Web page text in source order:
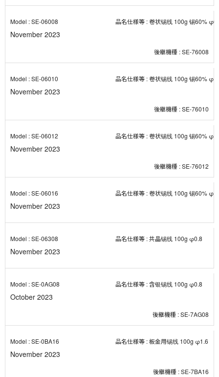
SE-06008 卷状锡线 100g 锡60%
November 2023
SE-76008
SE-06010 卷状锡线 100g 锡60%
November 2023
SE-76010
SE-06012 卷状锡线 100g 锡60%
November 2023
SE-76012
SE-06016 卷状锡线 100g 锡60%
November 2023
SE-06308 共晶锡线 100g φ0.8
November 2023
SE-0AG08 含银锡线 100g φ0.8
October 2023
SE-7AG08
SE-0BA16 板金用锡线 100g φ1.6
November 2023
SE-7BA16